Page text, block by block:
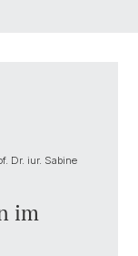
Dr. iur. Sabine
im